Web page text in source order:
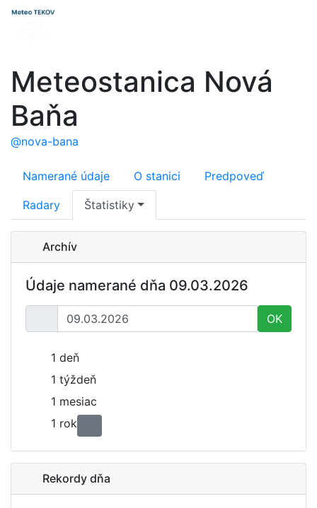
Meteostanica Nová
Baňa
@nova-bana
Namerané údaje O stanici Predpoveď
Radary Štatistiky
Archív
Údaje namerané dňa 09.03.2026
OK
1 deň
1 týždeň
1 mesiac
1 rok
Rekordy dňa